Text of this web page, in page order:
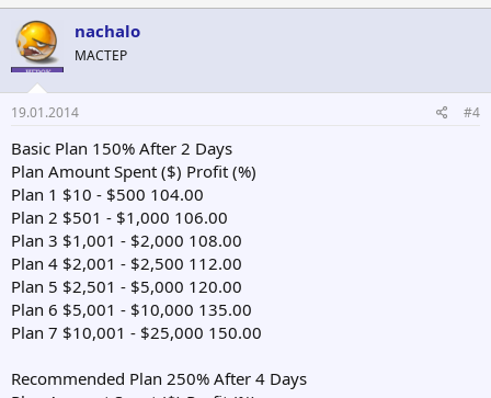
nachalo
МАСТЕР
19.01.2014 #4
Basic Plan 150% After 2 Days
Plan Amount Spent ($) Profit (%)
Plan 1 $10 - $500 104.00
Plan 2 $501 - $1,000 106.00
Plan 3 $1,001 - $2,000 108.00
Plan 4 $2,001 - $2,500 112.00
Plan 5 $2,501 - $5,000 120.00
Plan 6 $5,001 - $10,000 135.00
Plan 7 $10,001 - $25,000 150.00
Recommended Plan 250% After 4 Days